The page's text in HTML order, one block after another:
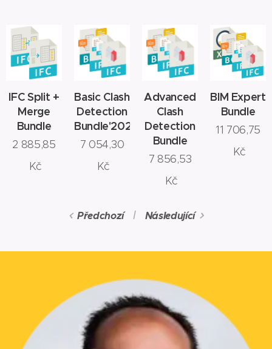
IFC Split +
Merge
Bundle
2 885,85
Kč
Basic Clash
Detection
Bundle'2020
7 054,30
Kč
Advanced
Clash
Detection
Bundle
7 856,53
Kč
BIM Expert
Bundle
11 706,75
Kč
Předchozí Následující